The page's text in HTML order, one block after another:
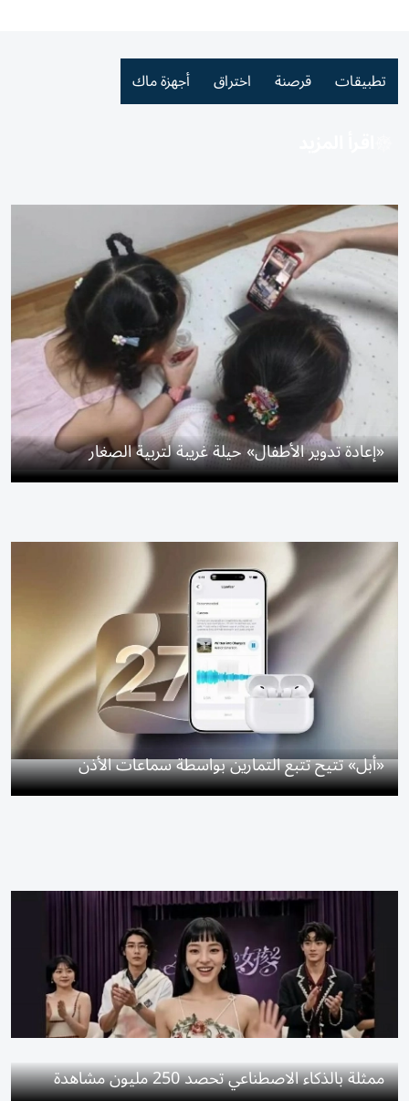
تطبيقات قرصنة اختراق أجهزة ماك
«إعادة تدوير الأطفال» حيلة غريبة لتربية الصغار
«أبل» تتيح تتبع التمارين بواسطة سماعات الأذن
ممثلة بالذكاء الاصطناعي تحصد 250 مليون مشاهدة